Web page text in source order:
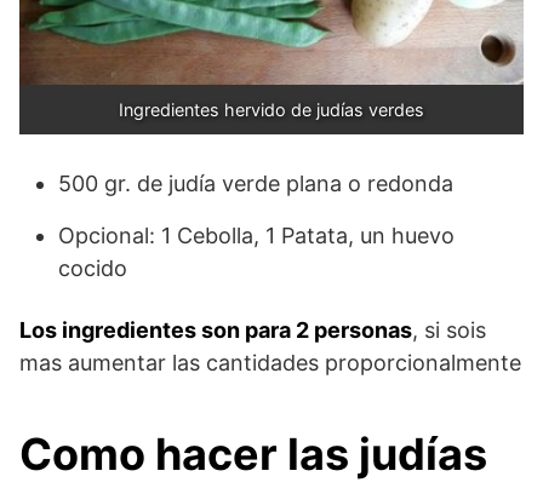
Ingredientes hervido de judías verdes
500 gr. de judía verde plana o redonda
Opcional: 1 Cebolla, 1 Patata, un huevo
cocido
Los ingredientes son para 2 personas, si sois
mas aumentar las cantidades proporcionalmente
Como hacer las judías